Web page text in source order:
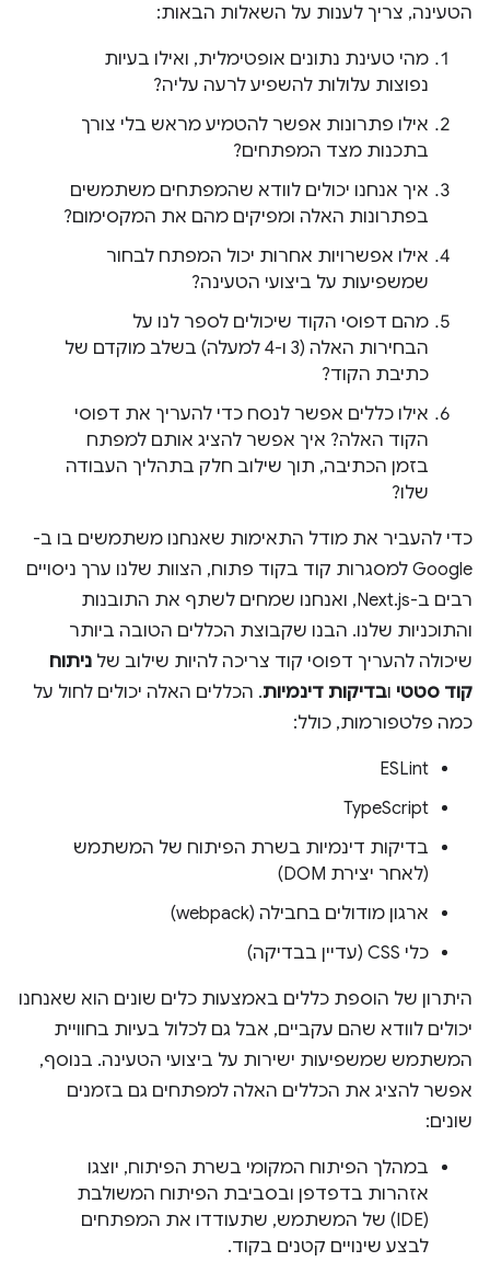
הטעינה, צריך לענות על השאלות הבאות:
מהי טעינת נתונים אופטימלית, ואילו בעיות
נפוצות עלולות להשפיע לרעה עליה?
אילו פתרונות אפשר להטמיע מראש בלי צורך
בתכנות מצד המפתחים?
איך אנחנו יכולים לוודא שהמפתחים משתמשים
בפתרונות האלה ומפיקים מהם את המקסימום?
אילו אפשרויות אחרות יכול המפתח לבחור
שמשפיעות על ביצועי הטעינה?
מהם דפוסי הקוד שיכולים לספר לנו על
הבחירות האלה (3 ו-4 למעלה) בשלב מוקדם של
כתיבת הקוד?
אילו כללים אפשר לנסח כדי להעריך את דפוסי
הקוד האלה? איך אפשר להציג אותם למפתח
בזמן הכתיבה, תוך שילוב חלק בתהליך העבודה
שלו?
כדי להעביר את מודל התאימות שאנחנו משתמשים בו ב-
Google למסגרות קוד בקוד פתוח, הצוות שלנו ערך ניסויים
רבים ב-Next.js, ואנחנו שמחים לשתף את התובנות
והתוכניות שלנו. הבנו שקבוצת הכללים הטובה ביותר
שיכולה להעריך דפוסי קוד צריכה להיות שילוב של ניתוח
קוד סטטי ובדיקות דינמיות. הכללים האלה יכולים לחול על
כמה פלטפורמות, כולל:
ESLint
TypeScript
בדיקות דינמיות בשרת הפיתוח של המשתמש
(לאחר יצירת DOM)
ארגון מודולים בחבילה (webpack)
כלי CSS (עדיין בבדיקה)
היתרון של הוספת כללים באמצעות כלים שונים הוא שאנחנו
יכולים לוודא שהם עקביים, אבל גם לכלול בעיות בחוויית
המשתמש שמשפיעות ישירות על ביצועי הטעינה. בנוסף,
אפשר להציג את הכללים האלה למפתחים גם בזמנים
שונים:
במהלך הפיתוח המקומי בשרת הפיתוח, יוצגו
אזהרות בדפדפן ובסביבת הפיתוח המשולבת
(IDE) של המשתמש, שתעודדו את המפתחים
לבצע שינויים קטנים בקוד.